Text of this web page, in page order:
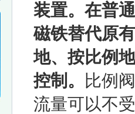
装置。在普
磁铁替代原
地、按比例
控制。
比例
流量可以不